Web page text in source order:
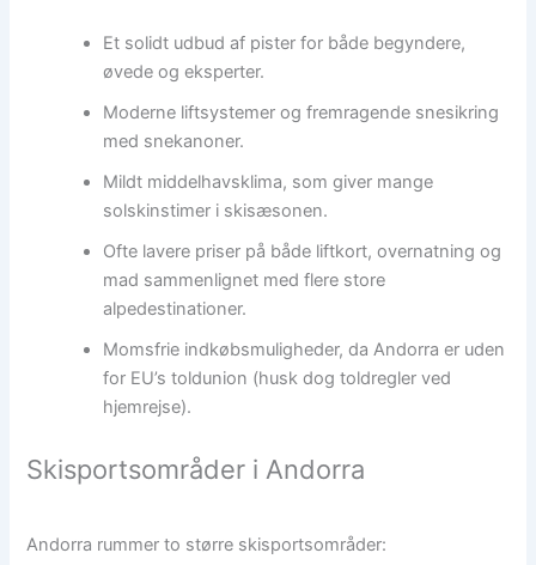
Et solidt udbud af pister for både begyndere,
øvede og eksperter.
Moderne liftsystemer og fremragende snesikring
med snekanoner.
Mildt middelhavsklima, som giver mange
solskinstimer i skisæsonen.
Ofte lavere priser på både liftkort, overnatning og
mad sammenlignet med flere store
alpedestinationer.
Momsfrie indkøbsmuligheder, da Andorra er uden
for EU’s toldunion (husk dog toldregler ved
hjemrejse).
Skisportsområder i Andorra
Andorra rummer to større skisportsområder: